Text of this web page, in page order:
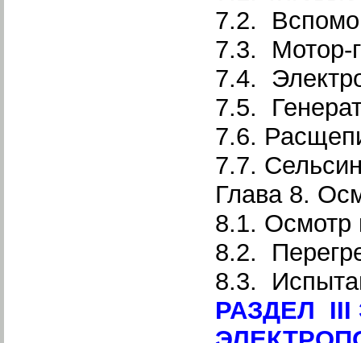
7.2.
7.3. Мотор-
7.4.
7.5.
7.6.
7.7.
Глава 8.
8.1. Осмотр
8.2.
8.3.
РАЗДЕЛ